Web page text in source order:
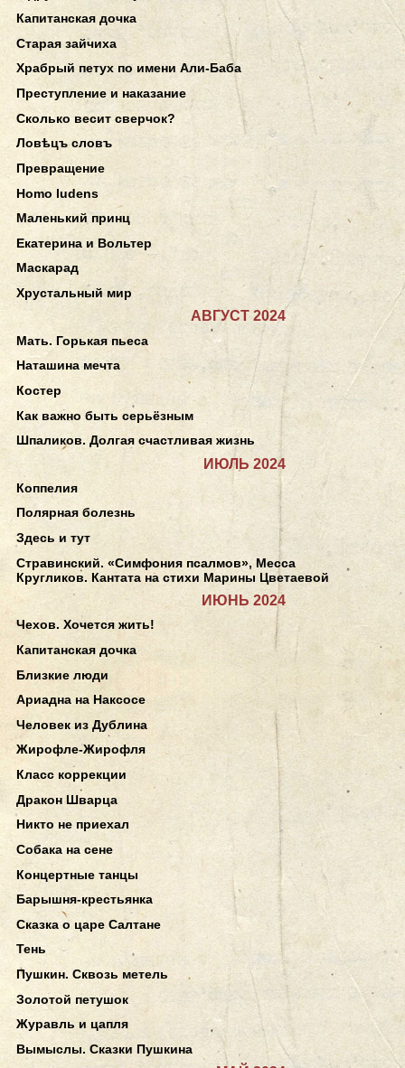
Капитанская дочка
Старая зайчиха
Храбрый петух по имени Али-Баба
Преступление и наказание
Сколько весит сверчок?
Ловѣцъ словъ
Превращение
Homo ludens
Маленький принц
Екатерина и Вольтер
Маскарад
Хрустальный мир
АВГУСТ 2024
Мать. Горькая пьеса
Наташина мечта
Костер
Как важно быть серьёзным
Шпаликов. Долгая счастливая жизнь
ИЮЛЬ 2024
Коппелия
Полярная болезнь
Здесь и тут
Стравинский. «Симфония псалмов», Месса
Кругликов. Кантата на стихи Марины Цветаевой
ИЮНЬ 2024
Чехов. Хочется жить!
Капитанская дочка
Близкие люди
Ариадна на Наксосе
Человек из Дублина
Жирофле-Жирофля
Класс коррекции
Дракон Шварца
Никто не приехал
Собака на сене
Концертные танцы
Барышня-крестьянка
Сказка о царе Салтане
Тень
Пушкин. Сквозь метель
Золотой петушок
Журавль и цапля
Вымыслы. Сказки Пушкина